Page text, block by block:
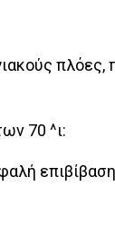
πλόες,
70 ^ι: